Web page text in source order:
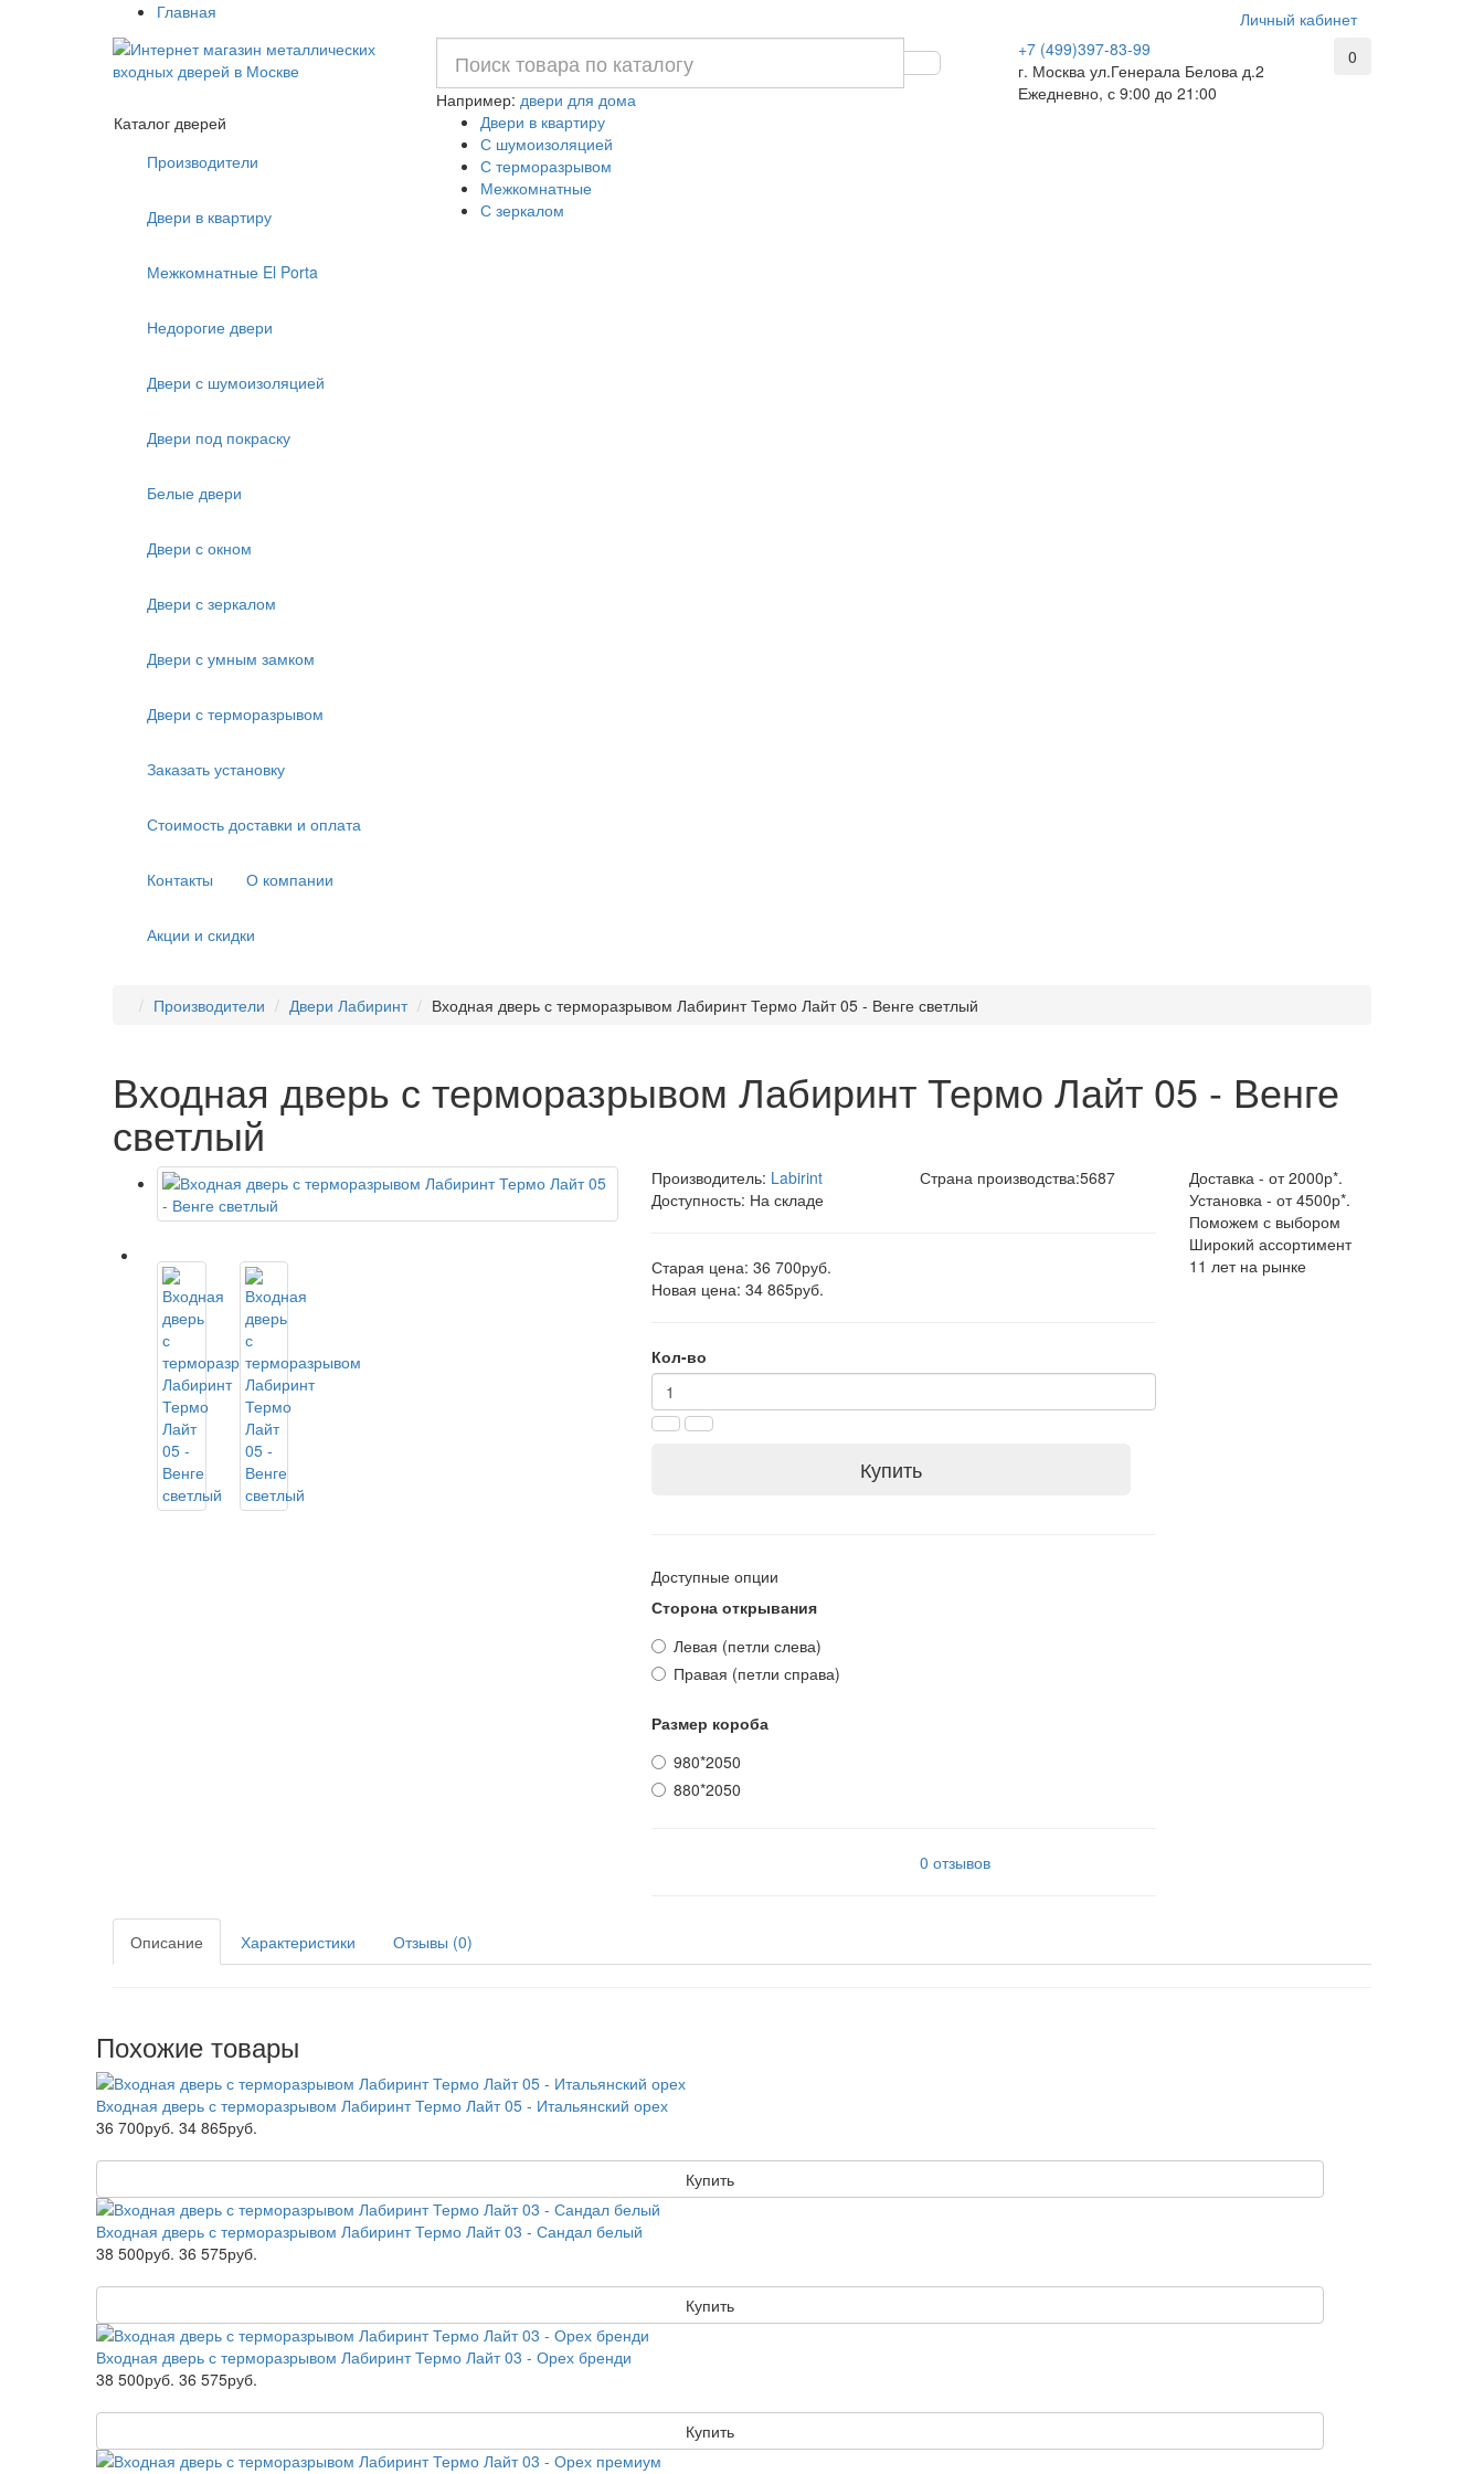
Личный кабинет
Главная
+7 (499)397-83-99
г. Москва ул.Генерала Белова д.2
Ежедневно, с 9:00 до 21:00
0
Например: двери для дома
Двери в квартиру
С шумоизоляцией
С терморазрывом
Межкомнатные
С зеркалом
Каталог дверей
Производители
Двери в квартиру
Межкомнатные El Porta
Недорогие двери
Двери с шумоизоляцией
Двери под покраску
Белые двери
Двери с окном
Двери с зеркалом
Двери с умным замком
Двери с терморазрывом
Заказать установку
Стоимость доставки и оплата
Контакты О компании
Акции и скидки
Производители Двери Лабиринт Входная дверь с терморазрывом Лабиринт Термо Лайт 05 - Венге светлый
Входная дверь с терморазрывом Лабиринт Термо Лайт 05 - Венге
светлый
Производитель: Labirint Страна производства:5687
Доступность: На складе
Старая цена: 36 700руб.
Новая цена: 34 865руб.
Кол-во
Купить
Доступные опции
Сторона открывания
Левая (петли слева)
Правая (петли справа)
Размер короба
980*2050
880*2050
0 отзывов
Доставка - от 2000р*.
Установка - от 4500р*.
Поможем с выбором
Широкий ассортимент
11 лет на рынке
Описание Характеристики Отзывы (0)
Похожие товары
Входная дверь с терморазрывом Лабиринт Термо Лайт 05 - Итальянский орех
36 700руб. 34 865руб.
Купить
Входная дверь с терморазрывом Лабиринт Термо Лайт 03 - Сандал белый
38 500руб. 36 575руб.
Купить
Входная дверь с терморазрывом Лабиринт Термо Лайт 03 - Орех бренди
38 500руб. 36 575руб.
Купить